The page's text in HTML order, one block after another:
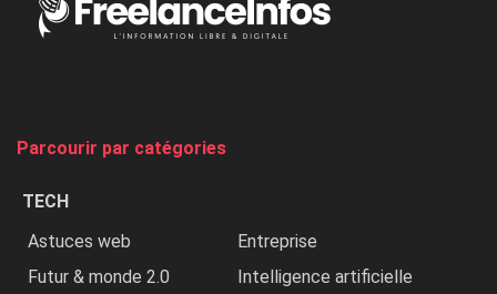
Nigeria,
Parcourir par catégories
TECH
Astuces web
Entreprise
Futur & monde 2.0
Intelligence artificielle